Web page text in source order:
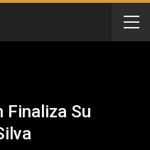
Finaliza Su